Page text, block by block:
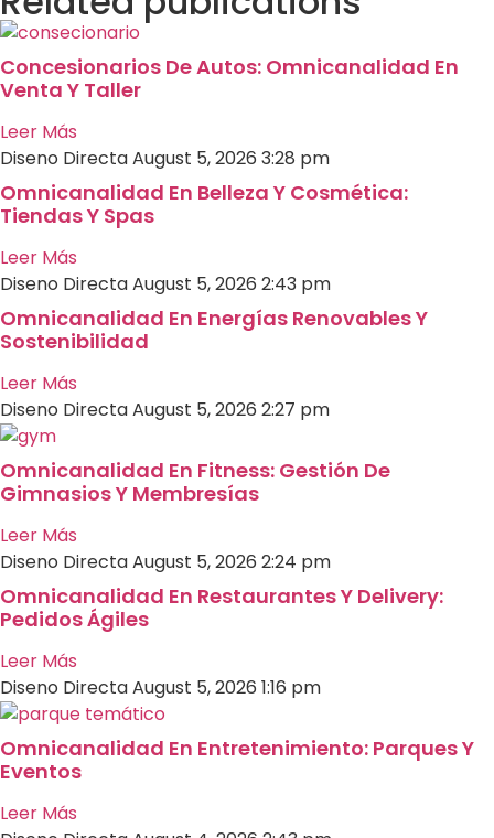
Concesionarios De Autos: Omnicanalidad En
Venta Y Taller
Leer Más
Diseno DirectaAugust 5, 2026 3:28 pm
Omnicanalidad En Belleza Y Cosmética:
Tiendas Y Spas
Leer Más
Diseno DirectaAugust 5, 2026 2:43 pm
Omnicanalidad En Energías Renovables Y
Sostenibilidad
Leer Más
Diseno DirectaAugust 5, 2026 2:27 pm
Omnicanalidad En Fitness: Gestión De
Gimnasios Y Membresías
Leer Más
Diseno DirectaAugust 5, 2026 2:24 pm
Omnicanalidad En Restaurantes Y Delivery:
Pedidos Ágiles
Leer Más
Diseno DirectaAugust 5, 2026 1:16 pm
Omnicanalidad En Entretenimiento: Parques Y
Eventos
Leer Más